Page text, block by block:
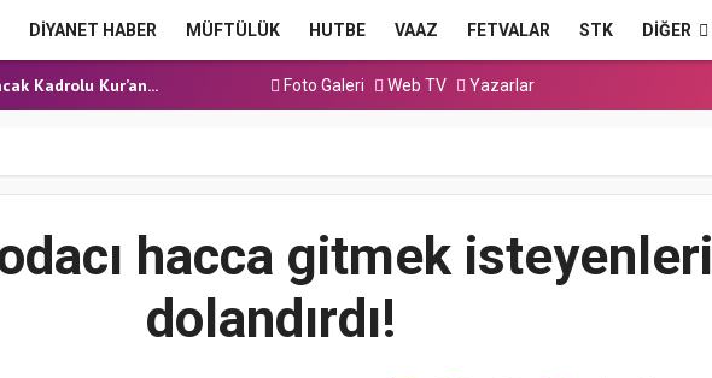
DİYANET HABER MÜFTÜLÜK HUTBE VAAZ FETVALAR STK DIĞER
Hutbesi
Hutbesi
Kadrolu Kur’an...
(Sözlü) So...
Hutbesi
Hutbesi
Hutbesi
Foto Galeri Web TV Yazarlar
hacca gitmek isteyenleri
dolandırdı!